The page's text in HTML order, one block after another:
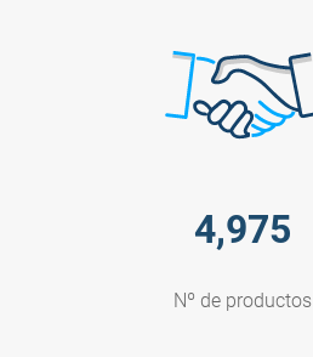
4,975
Nº de productos